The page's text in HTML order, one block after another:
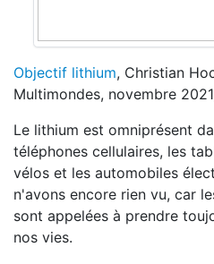
Objectif lithium, Christian
Multimondes, novembre
Le lithium est omniprésent
téléphones cellulaires, les
vélos et les automobiles
n'avons encore rien vu, car
sont appelées à prendre
nos vies.